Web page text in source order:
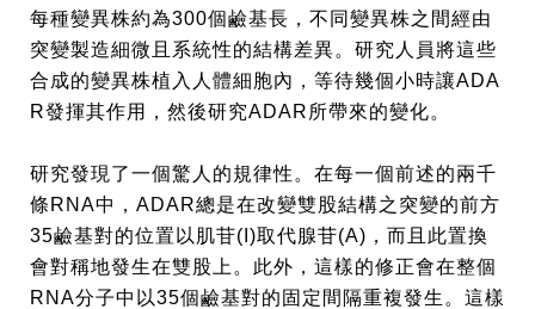
每種變異株約為300個鹼基長，不同變異株之間經由
突變製造細微且系統性的結構差異。研究人員將這些
合成的變異株植入人體細胞內，等待幾個小時讓ADA
R發揮其作用，然後研究ADAR 所帶來的變化。
研究發現了一個驚人的規律性。在每一個前述的兩千
條 RNA中， ADAR總是在改變雙股結構之突變的前方
35鹼基對的位置以肌苷(I)取代腺苷(A) ，而且此置換
會對稱地發生在雙股上。此外，這樣的修正會在整個
RNA分子中以35個鹼基對的固定間隔重複發生。這樣